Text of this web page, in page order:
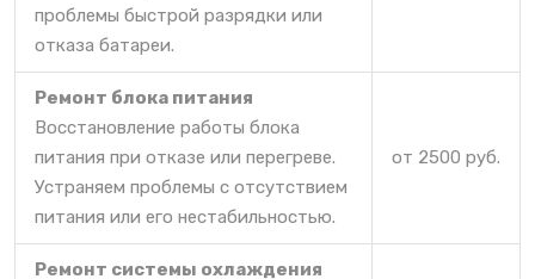
проблемы быстрой разрядки или
отказа батареи.
Ремонт блока питания
Восстановление работы блока
питания при отказе или перегреве.
Устраняем проблемы с отсутствием
питания или его нестабильностью.
от 2500 руб.
Ремонт системы охлаждения